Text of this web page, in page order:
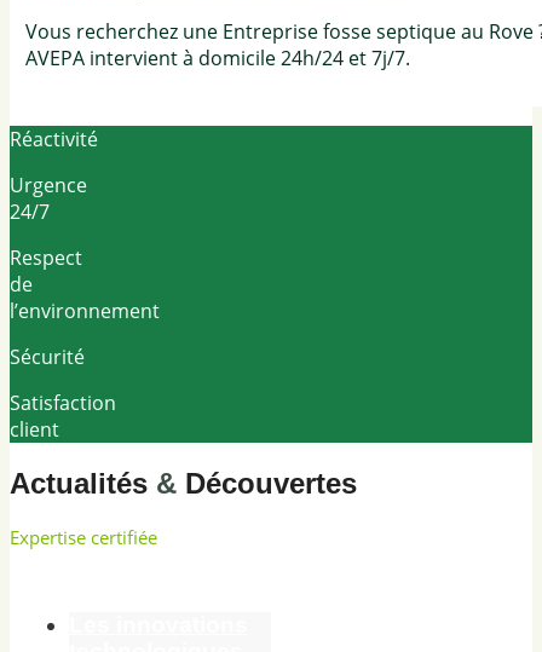
Vous recherchez une Entreprise fosse septique au Rove
AVEPA intervient à domicile 24h/24 et 7j/7.
Réactivité
Urgence
24/7
Respect
de
l’environnement
Sécurité
Satisfaction
client
Actualités & Découvertes
Expertise certifiée